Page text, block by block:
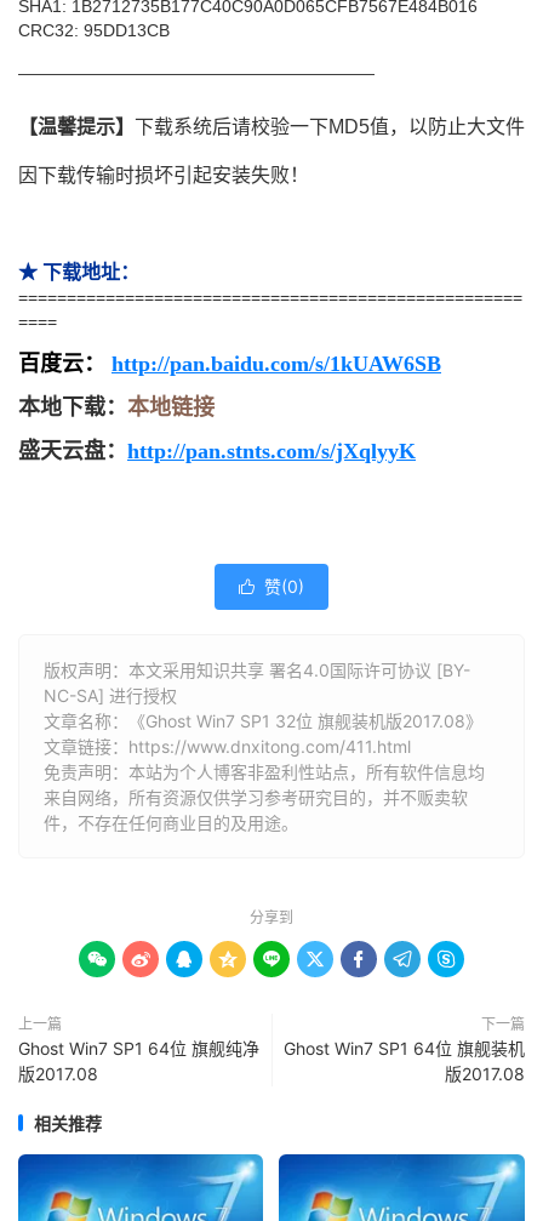
SHA1: 1B2712735B177C40C90A0D065CFB7567E484B016
CRC32: 95DD13CB
—————————————————————
【温馨提示】 下载系统后请校验一下MD5值，以防止大文件
因下载传输时损坏引起安装失败！
★ 下载地址：
====================================================
====
百度云：
http://pan.baidu.com/s/1kUAW6SB
本地下载： 本地链接
盛天云盘： http://pan.stnts.com/s/jXqlyyK
 赞(0)
版权声明：本文采用知识共享 署名4.0国际许可协议 [BY-
NC-SA] 进行授权
文章名称：《Ghost Win7 SP1 32位 旗舰装机版2017.08》
文章链接： https://www.dnxitong.com/411.html
免责声明：本站为个人博客非盈利性站点，所有软件信息均
来自网络，所有资源仅供学习参考研究目的，并不贩卖软
件，不存在任何商业目的及用途。
分享到
        
上一篇
Ghost Win7 SP1 64位 旗舰纯净
版2017.08
下一篇
Ghost Win7 SP1 64位 旗舰装机
版2017.08
相关推荐